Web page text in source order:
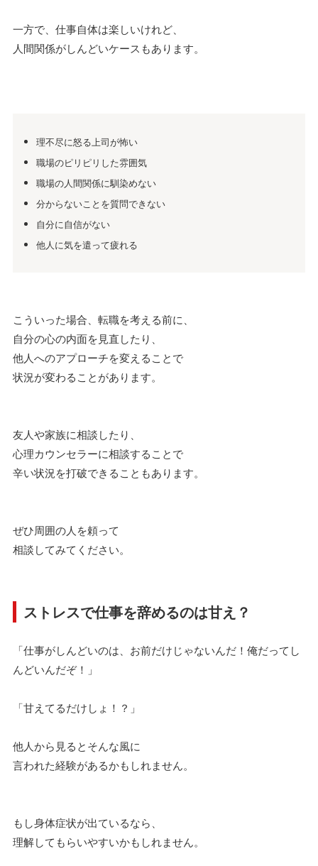
一方で、仕事自体は楽しいけれど、
人間関係がしんどいケースもあります。
理不尽に怒る上司が怖い
職場のピリピリした雰囲気
職場の人間関係に馴染めない
分からないことを質問できない
自分に自信がない
他人に気を遣って疲れる
こういった場合、転職を考える前に、
自分の心の内面を見直したり、
他人へのアプローチを変えることで
状況が変わることがあります。
友人や家族に相談したり、
心理カウンセラーに相談することで
辛い状況を打破できることもあります。
ぜひ周囲の人を頼って
相談してみてください。
ストレスで仕事を辞めるのは甘え？
「仕事がしんどいのは、お前だけじゃないんだ！俺だってし
んどいんだぞ！」
「甘えてるだけしょ！？」
他人から見るとそんな風に
言われた経験があるかもしれません。
もし身体症状が出ているなら、
理解してもらいやすいかもしれません。